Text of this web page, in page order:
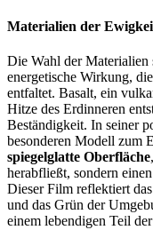
Materialien der
Die Wahl der Materialien
energetische Wirkung,
entfaltet. Basalt, ein
Hitze des Erdinneren
Beständigkeit. In seiner
besonderen Modell zum
spiegelglatte Oberfläche
herabfließt, sondern
Dieser Film reflektiert
und das Grün der
einem lebendigen Teil